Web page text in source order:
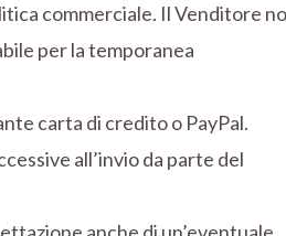
commerciale. Il Venditore
per la temporanea
carta di credito o PayPal.
all’invio da parte del